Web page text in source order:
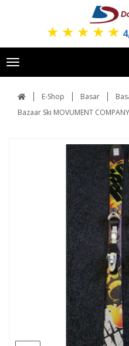
★ ★ ★ ★ ★
Toggle
navigation
E-Shop Basar
Bazaar Ski MOVUMENT